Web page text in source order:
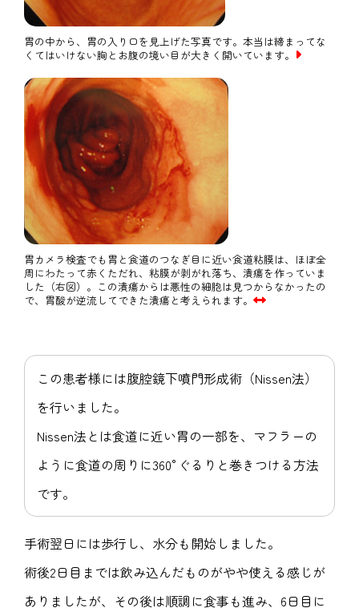
胃の中から、胃の入り口を見上げた写真です。本当は締まってな
くてはいけない胸とお腹の境い目が大きく開いています。
胃カメラ検査でも胃と食道のつなぎ目に近い食道粘膜は、ほぼ全
周にわたって赤くただれ、粘膜が剥がれ落ち、潰瘍を作っていま
した（右図）。この潰瘍からは悪性の細胞は見つからなかったの
で、胃酸が逆流してできた潰瘍と考えられます。
この患者様には腹腔鏡下噴門形成術（Nissen法）
を行いました。
Nissen法とは食道に近い胃の一部を、マフラーの
ように食道の周りに360°ぐるりと巻きつける方法
です。
手術翌日には歩行し、水分も開始しました。
術後2日目までは飲み込んだものがやや使える感じが
ありましたが、その後は順調に食事も進み、6日目に